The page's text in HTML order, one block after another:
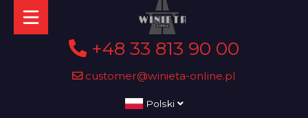
+48 33 813 90 00
customer@winieta-online.pl
Polski